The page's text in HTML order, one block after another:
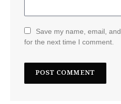
Save my name, email,
for the next time I comment.